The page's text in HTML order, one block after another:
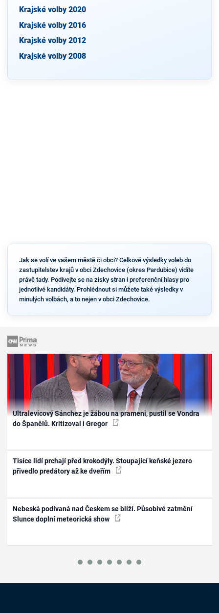
Krajské volby 2020
Krajské volby 2016
Krajské volby 2012
Krajské volby 2008
Jak se volí ve vašem městě či obci? Celkové výsledky voleb do
zastupitelstev krajů v obci Zdechovice (okres Pardubice) vidíte
právě tady. Podívejte se na zisky stran i preferenční hlasy pro
jednotlivé kandidáty. Prohlédnout si můžete také výsledky v
minulých volbách, a to nejen v obci Zdechovice.
Ultralevicový Sánchez je žábou na prameni, pustil se Vondra
do Španělů. Kritizoval i Gregor
Tisíce lidí prchají před krokodýly. Stoupající keňské jezero
přivedlo predátory až ke dveřím
Nebeská podívaná nad Českem se blíží. Působivé zatmění
Slunce doplní meteorická show